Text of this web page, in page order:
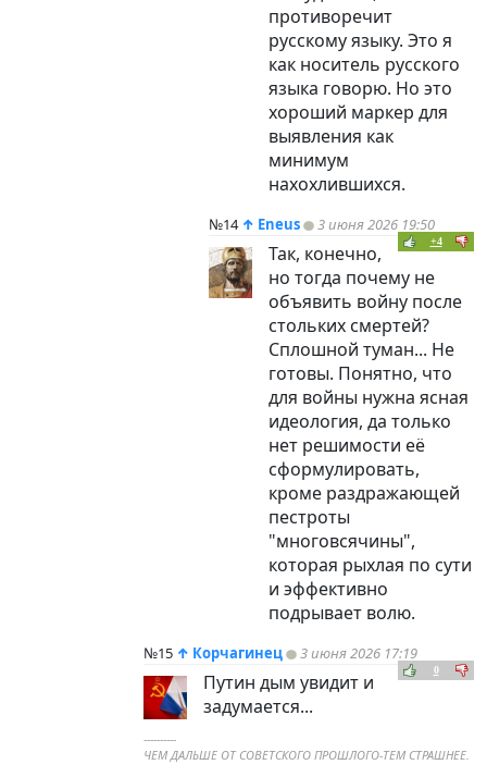
противоречит
русскому языку. Это я
как носитель русского
языка говорю. Но это
хороший маркер для
выявления как
минимум
нахохлившихся.
№14 ↑ Eneus 3 июня 2026 19:50
+4
Так, конечно,
но тогда почему не
объявить войну после
стольких смертей?
Сплошной туман... Не
готовы. Понятно, что
для войны нужна ясная
идеология, да только
нет решимости её
сформулировать,
кроме раздражающей
пестроты
"многовсячины",
которая рыхлая по сути
и эффективно
подрывает волю.
№15 ↑ Корчагинец 3 июня 2026 17:19
0
Путин дым увидит и
задумается...
----------
ЧЕМ ДАЛЬШЕ ОТ СОВЕТСКОГО ПРОШЛОГО-ТЕМ СТРАШНЕЕ.